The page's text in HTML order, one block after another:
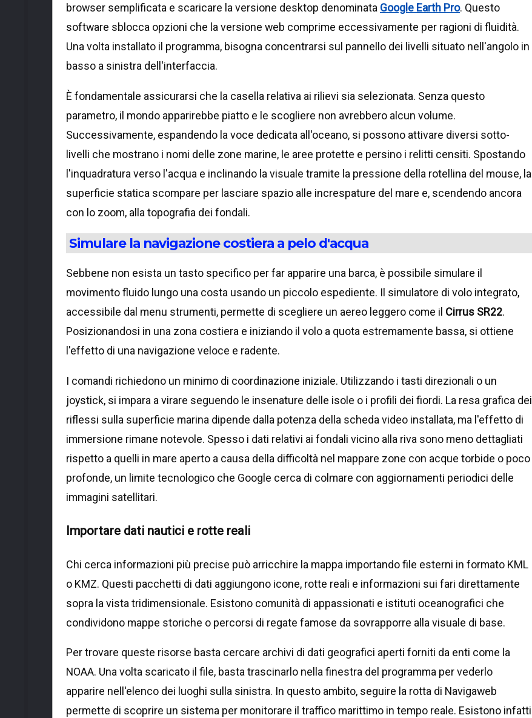
browser semplificata e scaricare la versione desktop denominata Google Earth Pro. Questo
software sblocca opzioni che la versione web comprime eccessivamente per ragioni di fluidità.
Una volta installato il programma, bisogna concentrarsi sul pannello dei livelli situato nell'angolo in
basso a sinistra dell'interfaccia.
È fondamentale assicurarsi che la casella relativa ai rilievi sia selezionata. Senza questo
parametro, il mondo apparirebbe piatto e le scogliere non avrebbero alcun volume.
Successivamente, espandendo la voce dedicata all'oceano, si possono attivare diversi sotto-
livelli che mostrano i nomi delle zone marine, le aree protette e persino i relitti censiti. Spostando
l'inquadratura verso l'acqua e inclinando la visuale tramite la pressione della rotellina del mouse, la
superficie statica scompare per lasciare spazio alle increspature del mare e, scendendo ancora
con lo zoom, alla topografia dei fondali.
Simulare la navigazione costiera a pelo d'acqua
Sebbene non esista un tasto specifico per far apparire una barca, è possibile simulare il
movimento fluido lungo una costa usando un piccolo espediente. Il simulatore di volo integrato,
accessibile dal menu strumenti, permette di scegliere un aereo leggero come il Cirrus SR22.
Posizionandosi in una zona costiera e iniziando il volo a quota estremamente bassa, si ottiene
l'effetto di una navigazione veloce e radente.
I comandi richiedono un minimo di coordinazione iniziale. Utilizzando i tasti direzionali o un
joystick, si impara a virare seguendo le insenature delle isole o i profili dei fiordi. La resa grafica dei
riflessi sulla superficie marina dipende dalla potenza della scheda video installata, ma l'effetto di
immersione rimane notevole. Spesso i dati relativi ai fondali vicino alla riva sono meno dettagliati
rispetto a quelli in mare aperto a causa della difficoltà nel mappare zone con acque torbide o poco
profonde, un limite tecnologico che Google cerca di colmare con aggiornamenti periodici delle
immagini satellitari.
Importare dati nautici e rotte reali
Chi cerca informazioni più precise può arricchire la mappa importando file esterni in formato KML
o KMZ. Questi pacchetti di dati aggiungono icone, rotte reali e informazioni sui fari direttamente
sopra la vista tridimensionale. Esistono comunità di appassionati e istituti oceanografici che
condividono mappe storiche o percorsi di regate famose da sovrapporre alla visuale di base.
Per trovare queste risorse basta cercare archivi di dati geografici aperti forniti da enti come la
NOAA. Una volta scaricato il file, basta trascinarlo nella finestra del programma per vederlo
apparire nell'elenco dei luoghi sulla sinistra. In questo ambito, seguire la rotta di Navigaweb
permette di scoprire un sistema per monitorare il traffico marittimo in tempo reale. Esistono infatti